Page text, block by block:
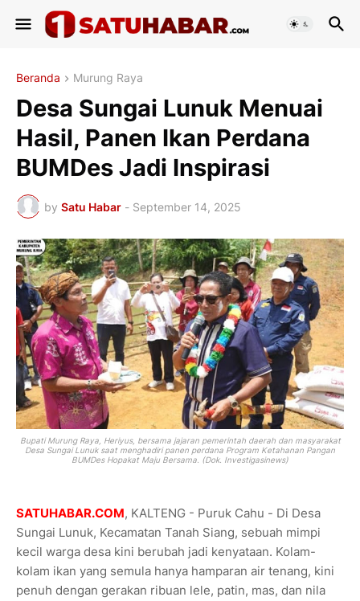
Beranda Murung Raya
Desa Sungai Lunuk Menuai
Hasil, Panen Ikan Perdana
BUMDes Jadi Inspirasi
by Satu Habar - September 14, 2025
Bupati Murung Raya, Heriyus, bersama jajaran pemerintah daerah dan masyarakat
Desa Sungai Lunuk saat menghadiri panen perdana Program Ketahanan Pangan
BUMDes Hopakat Maju Bersama. (Dok. Investigasinews)
SATUHABAR.COM, KALTENG - Puruk Cahu - Di Desa
Sungai Lunuk, Kecamatan Tanah Siang, sebuah mimpi
kecil warga desa kini berubah jadi kenyataan. Kolam-
kolam ikan yang semula hanya hamparan air tenang, kini
penuh dengan gerakan ribuan lele, patin, mas, dan nila